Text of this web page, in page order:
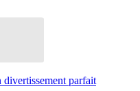
parfait